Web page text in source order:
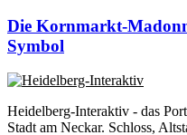
Die Kornmarkt-
Symbol
Heidelberg-Interaktiv - das
Stadt am Neckar. Schloss,